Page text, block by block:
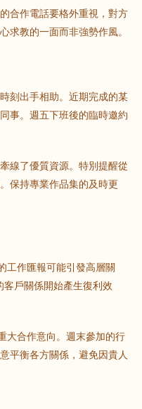
合作電話要格外重視，對方
求教的一面而非強勢作風。
刻出手相助。近期完成的某
事。週五下班後的臨時邀約
線了優質資源。特別提醒從
保持專業作品集的及時更
工作匯報可能引發高層關
戶關係開始產生復利效
大合作意向。週末參加的行
平衡各方關係，避免因貴人